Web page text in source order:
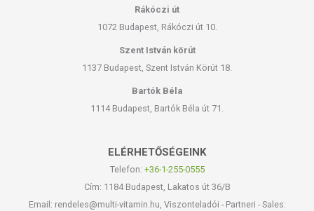
Rákóczi út
1072 Budapest, Rákóczi út 10.
Szent István körút
1137 Budapest, Szent István Körút 18.
Bartók Béla
1114 Budapest, Bartók Béla út 71.
ELÉRHETŐSÉGEINK
Telefon: +36-1-255-0555
Cím: 1184 Budapest, Lakatos út 36/B
Email: rendeles@multi-vitamin.hu, Viszonteladói - Partneri - Sales: